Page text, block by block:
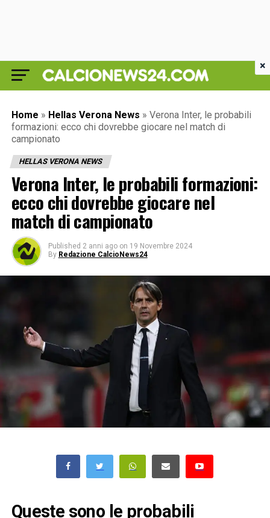
Home » Hellas Verona News » Verona Inter, le probabili
formazioni: ecco chi dovrebbe giocare nel match di
campionato
HELLAS VERONA NEWS
Verona Inter, le probabili formazioni:
ecco chi dovrebbe giocare nel
match di campionato
Published 2 anni ago on 19 Novembre 2024
By Redazione CalcioNews24
Queste sono le probabili
×